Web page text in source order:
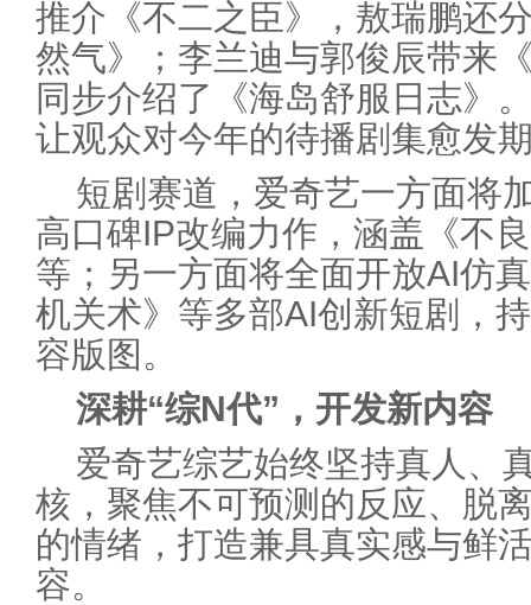
推介《不二之臣》，敖瑞鹏还
然气》；李兰迪与郭俊辰带来
同步介绍了《海岛舒服日志》
让观众对今年的待播剧集愈发
短剧赛道，爱奇艺一方面将
高口碑IP改编力作，涵盖《不
等；另一方面将全面开放AI仿
机关术》等多部AI创新短剧，
容版图。
深耕“综N代”，开发新内容
爱奇艺综艺始终坚持真人、
核，聚焦不可预测的反应、脱
的情绪，打造兼具真实感与鲜
容。